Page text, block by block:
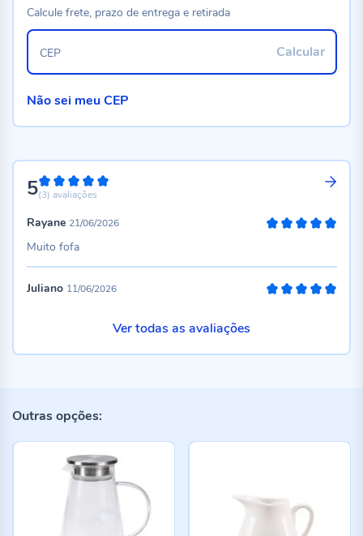
5100%
(3) avaliações
Rayane 21/06/2026
Muito fofa
Juliano 11/06/2026
Ver todas as avaliações
Calcule frete, prazo de entrega e retirada
Calcular
CEP
Não sei meu CEP
Outras opções: